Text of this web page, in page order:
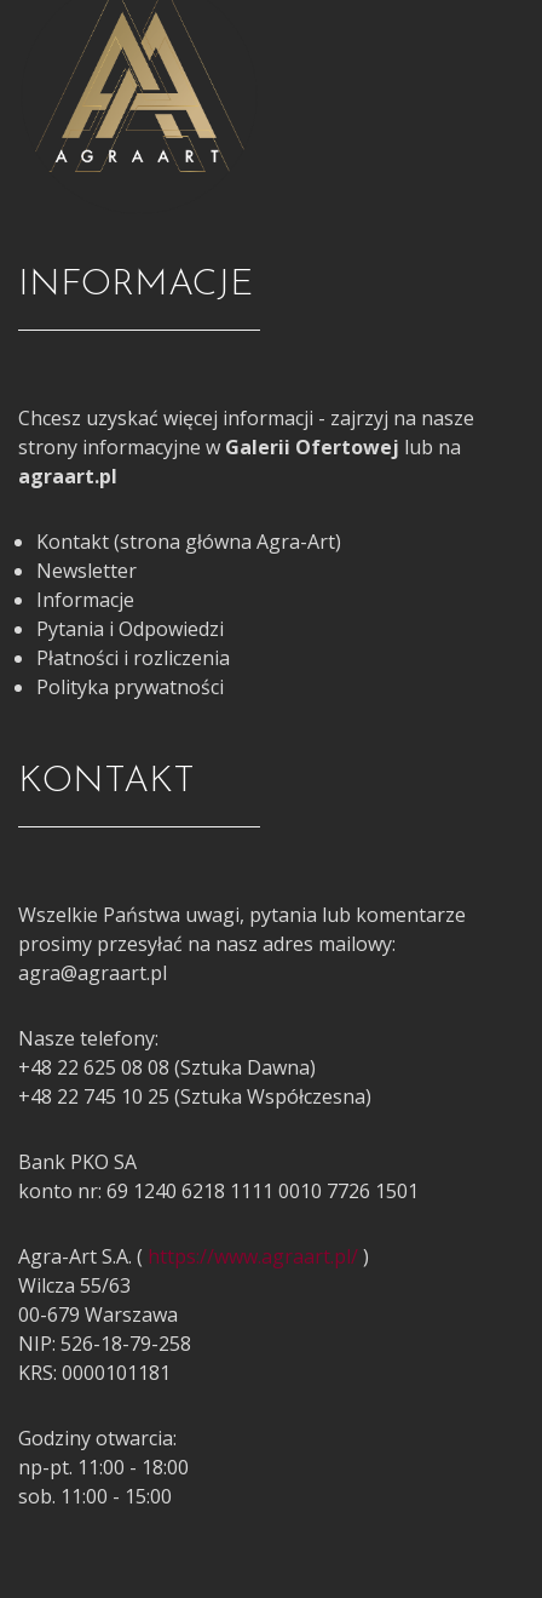
INFORMACJE
Chcesz uzyskać więcej informacji - zajrzyj na nasze
strony informacyjne w Galerii Ofertowej lub na
agraart.pl
Kontakt (strona główna Agra-Art)
Newsletter
Informacje
Pytania i Odpowiedzi
Płatności i rozliczenia
Polityka prywatności
KONTAKT
Wszelkie Państwa uwagi, pytania lub komentarze
prosimy przesyłać na nasz adres mailowy:
agra@agraart.pl
Nasze telefony:
+48 22 625 08 08 (Sztuka Dawna)
+48 22 745 10 25 (Sztuka Współczesna)
Bank PKO SA
konto nr: 69 1240 6218 1111 0010 7726 1501
Agra-Art S.A. ( https://www.agraart.pl/)
Wilcza 55/63
00-679 Warszawa
NIP: 526-18-79-258
KRS: 0000101181
Godziny otwarcia:
np-pt. 11:00 - 18:00
sob. 11:00 - 15:00